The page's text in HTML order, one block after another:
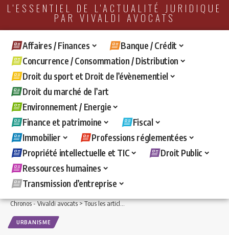
L'ESSENTIEL DE L'ACTUALITÉ JURIDIQUE
PAR VIVALDI AVOCATS
Affaires / Finances
Banque / Crédit
Concurrence / Consommation / Distribution
Droit du sport et Droit de l’évènementiel
Droit du marché de l’art
Environnement / Energie
Finance et patrimoine
Fiscal
Immobilier
Professions réglementées
Propriété intellectuelle et TIC
Droit Public
Ressources humaines
Transmission d’entreprise
Chronos - Vivaldi avocats>Tous les articles >Droit Public>Urbanisme>
URBANISME